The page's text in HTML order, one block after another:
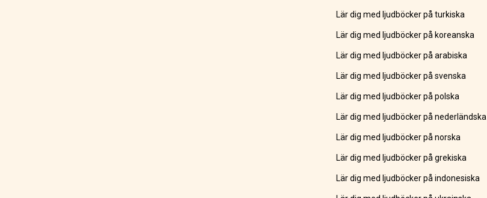
Lär dig med ljudböcker på turkiska
Lär dig med ljudböcker på koreanska
Lär dig med ljudböcker på arabiska
Lär dig med ljudböcker på svenska
Lär dig med ljudböcker på polska
Lär dig med ljudböcker på nederländska
Lär dig med ljudböcker på norska
Lär dig med ljudböcker på grekiska
Lär dig med ljudböcker på indonesiska